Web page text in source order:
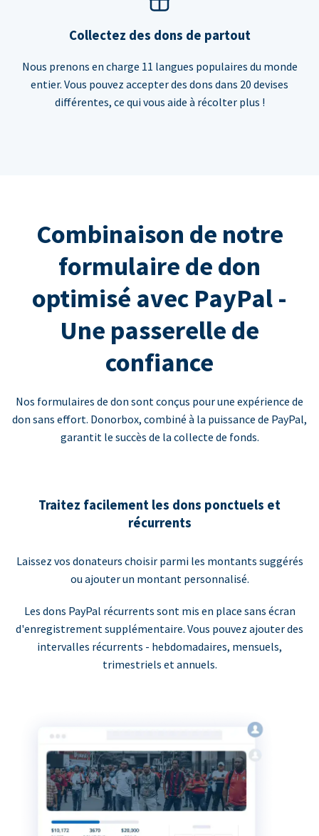
Collectez des dons de partout
Nous prenons en charge 11 langues populaires du monde
entier. Vous pouvez accepter des dons dans 20 devises
différentes, ce qui vous aide à récolter plus !
Combinaison de notre
formulaire de don
optimisé avec PayPal -
Une passerelle de
confiance
Nos formulaires de don sont conçus pour une expérience de
don sans effort. Donorbox, combiné à la puissance de PayPal,
garantit le succès de la collecte de fonds.
Traitez facilement les dons ponctuels et
récurrents
Laissez vos donateurs choisir parmi les montants suggérés
ou ajouter un montant personnalisé.
Les dons PayPal récurrents sont mis en place sans écran
d'enregistrement supplémentaire. Vous pouvez ajouter des
intervalles récurrents - hebdomadaires, mensuels,
trimestriels et annuels.